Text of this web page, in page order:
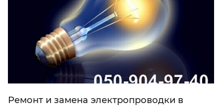
Ремонт и замена электропроводки в